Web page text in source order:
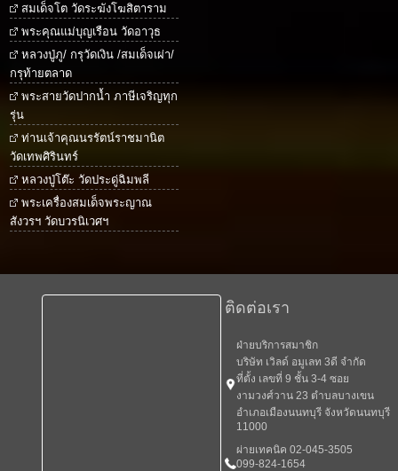
สมเด็จโต วัดระฆังโฆสิตาราม
พระคุณแม่บุญเรือน วัดอาวุธ
หลวงปู่ภู/ กรุวัดเงิน /สมเด็จเผ่า/
กรุท้ายตลาด
พระสายวัดปากน้ำ ภาษีเจริญทุก
รุ่น
ท่านเจ้าคุณนรรัตน์ราชมานิต
วัดเทพศิรินทร์
หลวงปู่โต๊ะ วัดประดู่ฉิมพลี
พระเครื่องสมเด็จพระญาณ
สังวรฯ วัดบวรนิเวศฯ
ติดต่อเรา
ฝ่ายบริการสมาชิก
บริษัท เวิลด์ อมูเลท 3ดี จำกัด
ที่ตั้ง เลขที่ 9 ชั้น 3-4 ซอย
งามวงศ์วาน 23 ตำบลบางเขน
อำเภอเมืองนนทบุรี จังหวัดนนทบุรี
11000
ผ่ายเทคนิค 02-045-3505
099-824-1654